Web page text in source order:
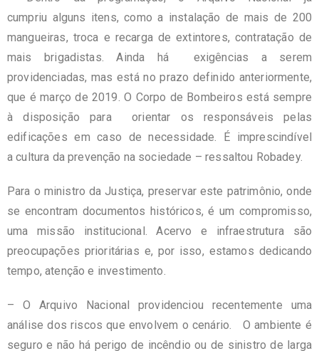
cumpriu alguns itens, como a instalação de mais de 200
mangueiras, troca e recarga de extintores, contratação de
mais brigadistas. Ainda há exigências a serem
providenciadas, mas está no prazo definido anteriormente,
que é março de 2019. O Corpo de Bombeiros está sempre
à disposição para orientar os responsáveis pelas
edificações em caso de necessidade. É imprescindível
a cultura da prevenção na sociedade – ressaltou Robadey.
Para o ministro da Justiça, preservar este patrimônio, onde
se encontram documentos históricos, é um compromisso,
uma missão institucional. Acervo e infraestrutura são
preocupações prioritárias e, por isso, estamos dedicando
tempo, atenção e investimento.
– O Arquivo Nacional providenciou recentemente uma
análise dos riscos que envolvem o cenário. O ambiente é
seguro e não há perigo de incêndio ou de sinistro de larga